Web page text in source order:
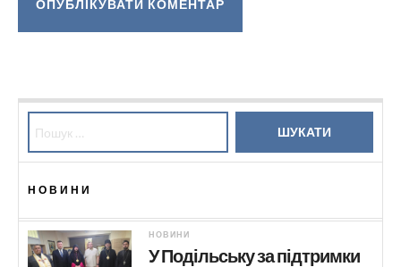
НОВИНИ
НОВИНИ
У Подільську за підтримки